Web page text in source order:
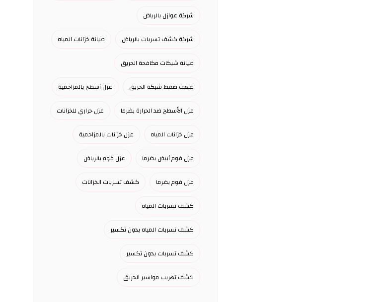
شركة عوازل بالرياض
شركة كشف تسربات بالرياض صيانة خزانات المياه
صيانة شبكات مكافحة الحريق
ضعف ضغط شبكة الحريق عزل أسطح بالمزاحمية
عزل الأسطح ضد الحرارة بضرما عزل حراري للخزانات
عزل خزانات المياه عزل خزانات بالمزاحمية
عزل فوم أبيض بضرما عزل فوم بالرياض
عزل فوم بضرما كشف تسربات الخزانات
كشف تسربات المياه
كشف تسربات المياه بدون تكسير
كشف تسربات بدون تكسير
كشف تهريب مواسير الحريق